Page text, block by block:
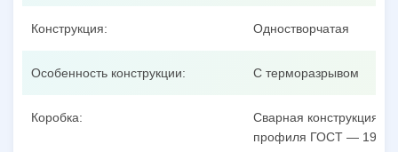
Конструкция: Одностворчатая
Особенность конструкции: С терморазрывом
Коробка:
Сварная конструкция из
профиля ГОСТ —